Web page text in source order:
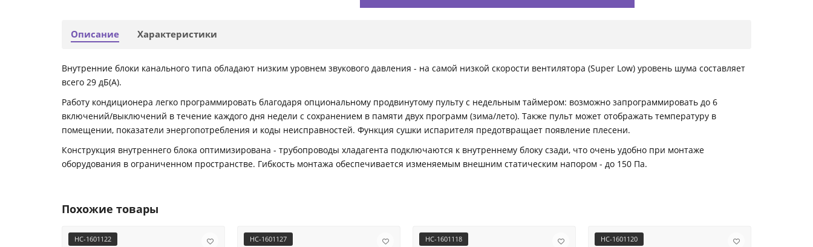
Описание Характеристики
Внутренние блоки канального типа обладают низким уровнем звукового давления - на самой низкой скорости вентилятора (Super Low) уровень шума составляет
всего 29 дБ(А).
Работу кондиционера легко программировать благодаря опциональному продвинутому пульту с недельным таймером: возможно запрограммировать до 6
включений/выключений в течение каждого дня недели с сохранением в памяти двух программ (зима/лето). Также пульт может отображать температуру в
помещении, показатели энергопотребления и коды неисправностей. Функция сушки испарителя предотвращает появление плесени.
Конструкция внутреннего блока оптимизирована - трубопроводы хладагента подключаются к внутреннему блоку сзади, что очень удобно при монтаже
оборудования в ограниченном пространстве. Гибкость монтажа обеспечивается изменяемым внешним статическим напором - до 150 Па.
Похожие товары
НС-1601122 НС-1601127 НС-1601118 НС-1601120